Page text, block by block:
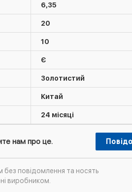
6,35
20
10
Є
Золотистий
Китай
24 місяці
нам про це.
повідомлення та носять
виробником.